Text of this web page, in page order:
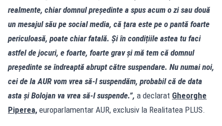
realmente, chiar domnul președinte a spus acum o zi sau două
un mesajul său pe social media, că țara este pe o pantă foarte
periculoasă, poate chiar fatală. Și în condițiile astea tu faci
astfel de jocuri, e foarte, foarte grav și mă tem că domnul
președinte se îndreaptă abrupt către suspendare. Nu numai noi,
cei de la AUR vom vrea să-l suspendăm, probabil că de data
asta și Bolojan va vrea să-l suspende.”, a declarat Gheorghe
Piperea, europarlamentar AUR, exclusiv la Realitatea PLUS.